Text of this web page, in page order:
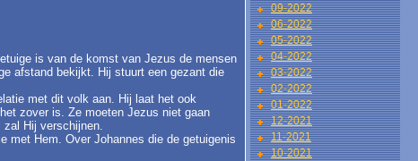
is van de komst van Jezus de mensen
afstand bekijkt. Hij stuurt een gezant die
met dit volk aan. Hij laat het ook
zover is. Ze moeten Jezus niet gaan
Hij verschijnen.
met Hem. Over Johannes die de getuigenis
09-2022
06-2022
05-2022
04-2022
03-2022
02-2022
01-2022
12-2021
11-2021
10-2021